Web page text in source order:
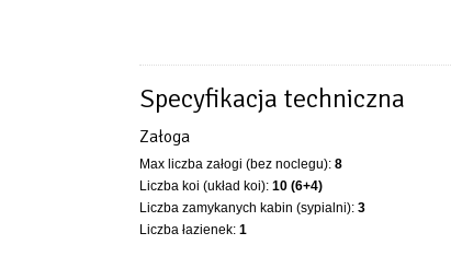
Specyfikacja techniczna
Załoga
Max liczba załogi (bez noclegu): 8
Liczba koi (układ koi): 10 (6+4)
Liczba zamykanych kabin (sypialni): 3
Liczba łazienek: 1